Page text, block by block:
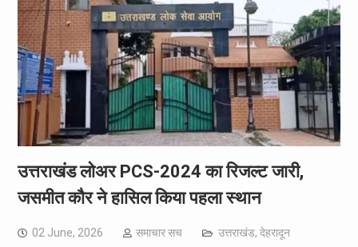
उत्तराखंड लोअर PCS-2024 का रिजल्ट जारी,
जसमीत कौर ने हासिल किया पहला स्थान
02 June, 2026 समाचार सच उत्तराखंड, देहरादून